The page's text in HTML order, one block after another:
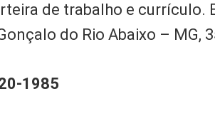
de trabalho e currículo.
do Rio Abaixo – MG,
1985